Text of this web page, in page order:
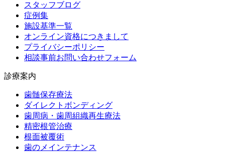
スタッフブログ
症例集
施設基準一覧
オンライン資格につきまして
プライバシーポリシー
相談事前お問い合わせフォーム
診療案内
歯髄保存療法
ダイレクトボンディング
歯周病・歯周組織再生療法
精密根管治療
根面被覆術
歯のメインテナンス